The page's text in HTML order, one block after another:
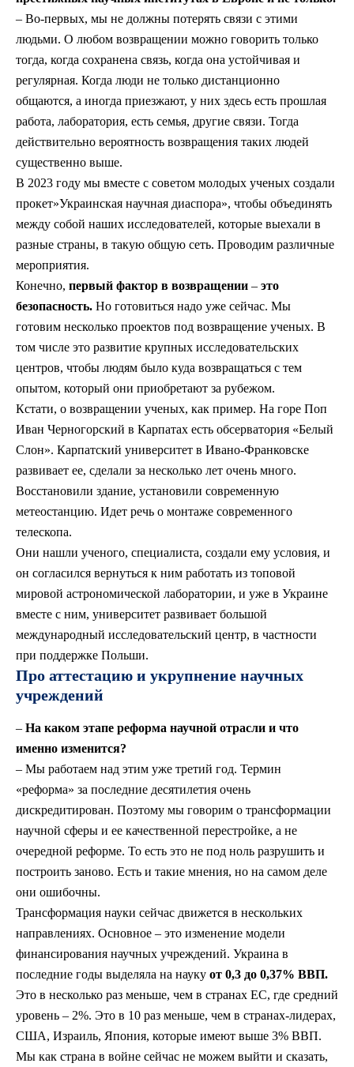
– Во-первых, мы не должны потерять связи с этими
людьми. О любом возвращении можно говорить только
тогда, когда сохранена связь, когда она устойчивая и
регулярная. Когда люди не только дистанционно
общаются, а иногда приезжают, у них здесь есть прошлая
работа, лаборатория, есть семья, другие связи. Тогда
действительно вероятность возвращения таких людей
существенно выше.
В 2023 году мы вместе с советом молодых ученых создали
прокет»Украинская научная диаспора», чтобы объединять
между собой наших исследователей, которые выехали в
разные страны, в такую общую сеть. Проводим различные
мероприятия.
Конечно, первый фактор в возвращении – это
безопасность. Но готовиться надо уже сейчас. Мы
готовим несколько проектов под возвращение ученых. В
том числе это развитие крупных исследовательских
центров, чтобы людям было куда возвращаться с тем
опытом, который они приобретают за рубежом.
Кстати, о возвращении ученых, как пример. На горе Поп
Иван Черногорский в Карпатах есть обсерватория «Белый
Слон». Карпатский университет в Ивано-Франковске
развивает ее, сделали за несколько лет очень много.
Восстановили здание, установили современную
метеостанцию. Идет речь о монтаже современного
телескопа.
Они нашли ученого, специалиста, создали ему условия, и
он согласился вернуться к ним работать из топовой
мировой астрономической лаборатории, и уже в Украине
вместе с ним, университет развивает большой
международный исследовательский центр, в частности
при поддержке Польши.
Про аттестацию и укрупнение научных
учреждений
– На каком этапе реформа научной отрасли и что
именно изменится?
– Мы работаем над этим уже третий год. Термин
«реформа» за последние десятилетия очень
дискредитирован. Поэтому мы говорим о трансформации
научной сферы и ее качественной перестройке, а не
очередной реформе. То есть это не под ноль разрушить и
построить заново. Есть и такие мнения, но на самом деле
они ошибочны.
Трансформация науки сейчас движется в нескольких
направлениях. Основное – это изменение модели
финансирования научных учреждений. Украина в
последние годы выделяла на науку от 0,3 до 0,37% ВВП.
Это в несколько раз меньше, чем в странах ЕС, где средний
уровень – 2%. Это в 10 раз меньше, чем в странах-лидерах,
США, Израиль, Япония, которые имеют выше 3% ВВП.
Мы как страна в войне сейчас не можем выйти и сказать,